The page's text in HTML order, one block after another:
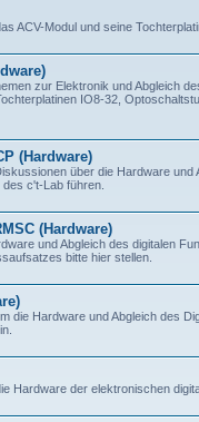
ACV-Modul und seine
zur Elektronik und Abgleich
IO8-32,
(Hardware)
über die Hardware und
c't-Lab führen.
(Hardware)
und Abgleich des digitalen
bitte hier stellen.
die Hardware und Abgleich des
Hardware der elektronischen